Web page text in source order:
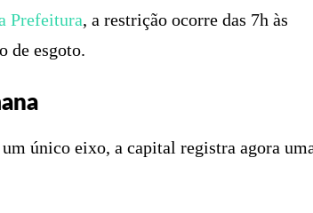
Prefeitura, a restrição ocorre das 7h às
de esgoto.
único eixo, a capital registra agora